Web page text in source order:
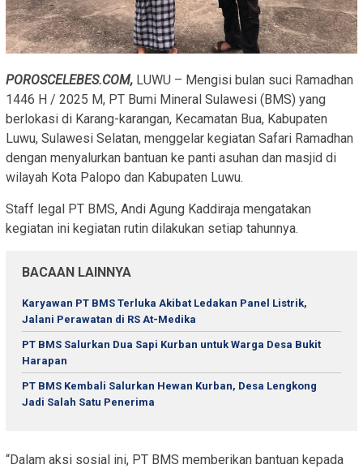
POROSCELEBES.COM, LUWU – Mengisi bulan suci Ramadhan
1446 H / 2025 M, PT Bumi Mineral Sulawesi (BMS) yang
berlokasi di Karang-karangan, Kecamatan Bua, Kabupaten
Luwu, Sulawesi Selatan, menggelar kegiatan Safari Ramadhan
dengan menyalurkan bantuan ke panti asuhan dan masjid di
wilayah Kota Palopo dan Kabupaten Luwu.
Staff legal PT BMS, Andi Agung Kaddiraja mengatakan
kegiatan ini kegiatan rutin dilakukan setiap tahunnya.
BACAAN LAINNYA
Karyawan PT BMS Terluka Akibat Ledakan Panel Listrik,
Jalani Perawatan di RS At-Medika
PT BMS Salurkan Dua Sapi Kurban untuk Warga Desa Bukit
Harapan
PT BMS Kembali Salurkan Hewan Kurban, Desa Lengkong
Jadi Salah Satu Penerima
“Dalam aksi sosial ini, PT BMS memberikan bantuan kepada